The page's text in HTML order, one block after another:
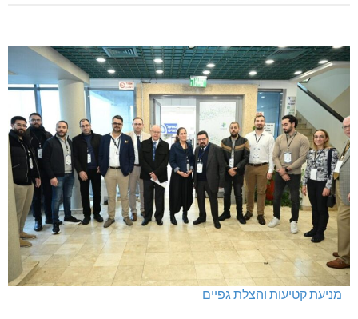
מניעת קטיעות והצלת גפיים